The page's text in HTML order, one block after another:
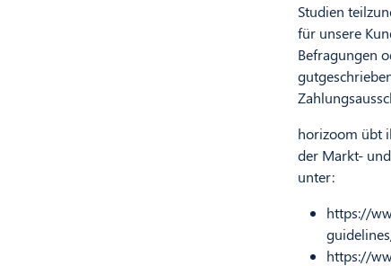
Studien
für unsere
Befragungen
horizoom übt
der Markt-
unter:
https://
https://